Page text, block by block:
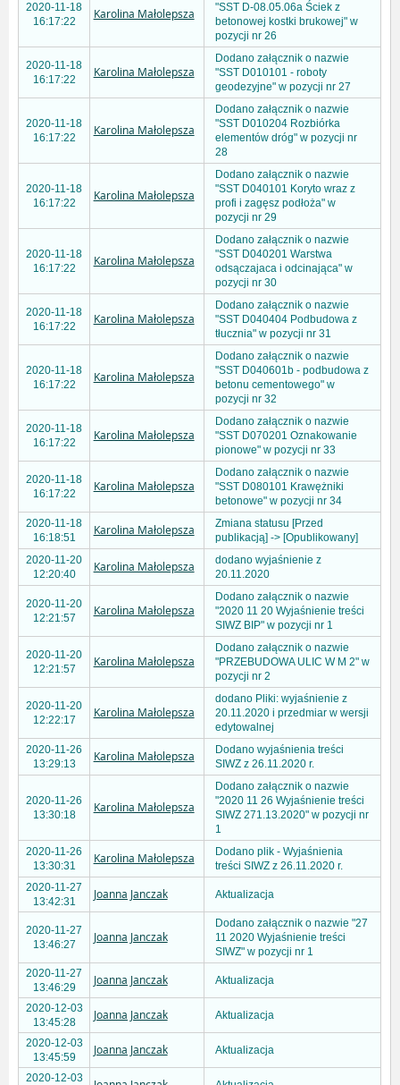
2020-11-18
16:17:22
Karolina Małolepsza
"SST D-08.05.06a Ściek z
betonowej kostki brukowej" w
pozycji nr 26
2020-11-18
16:17:22
Karolina Małolepsza
Dodano załącznik o nazwie
"SST D010101 - roboty
geodezyjne" w pozycji nr 27
2020-11-18
16:17:22
Karolina Małolepsza
Dodano załącznik o nazwie
"SST D010204 Rozbiórka
elementów dróg" w pozycji nr
28
2020-11-18
16:17:22
Karolina Małolepsza
Dodano załącznik o nazwie
"SST D040101 Koryto wraz z
profi i zagęsz podłoża" w
pozycji nr 29
2020-11-18
16:17:22
Karolina Małolepsza
Dodano załącznik o nazwie
"SST D040201 Warstwa
odsączajaca i odcinająca" w
pozycji nr 30
2020-11-18
16:17:22
Karolina Małolepsza
Dodano załącznik o nazwie
"SST D040404 Podbudowa z
tłucznia" w pozycji nr 31
2020-11-18
16:17:22
Karolina Małolepsza
Dodano załącznik o nazwie
"SST D040601b - podbudowa z
betonu cementowego" w
pozycji nr 32
2020-11-18
16:17:22
Karolina Małolepsza
Dodano załącznik o nazwie
"SST D070201 Oznakowanie
pionowe" w pozycji nr 33
2020-11-18
16:17:22
Karolina Małolepsza
Dodano załącznik o nazwie
"SST D080101 Krawężniki
betonowe" w pozycji nr 34
2020-11-18
16:18:51
Karolina Małolepsza
Zmiana statusu [Przed
publikacją] -> [Opublikowany]
2020-11-20
12:20:40
Karolina Małolepsza
dodano wyjaśnienie z
20.11.2020
2020-11-20
12:21:57
Karolina Małolepsza
Dodano załącznik o nazwie
"2020 11 20 Wyjaśnienie treści
SIWZ BIP" w pozycji nr 1
2020-11-20
12:21:57
Karolina Małolepsza
Dodano załącznik o nazwie
"PRZEBUDOWA ULIC W M 2" w
pozycji nr 2
2020-11-20
12:22:17
Karolina Małolepsza
dodano Pliki: wyjaśnienie z
20.11.2020 i przedmiar w wersji
edytowalnej
2020-11-26
13:29:13
Karolina Małolepsza
Dodano wyjaśnienia treści
SIWZ z 26.11.2020 r.
2020-11-26
13:30:18
Karolina Małolepsza
Dodano załącznik o nazwie
"2020 11 26 Wyjaśnienie treści
SIWZ 271.13.2020" w pozycji nr
1
2020-11-26
13:30:31
Karolina Małolepsza
Dodano plik - Wyjaśnienia
treści SIWZ z 26.11.2020 r.
2020-11-27
13:42:31
Joanna Janczak Aktualizacja
2020-11-27
13:46:27
Joanna Janczak
Dodano załącznik o nazwie "27
11 2020 Wyjaśnienie treści
SIWZ" w pozycji nr 1
2020-11-27
13:46:29
Joanna Janczak Aktualizacja
2020-12-03
13:45:28
Joanna Janczak Aktualizacja
2020-12-03
13:45:59
Joanna Janczak Aktualizacja
2020-12-03